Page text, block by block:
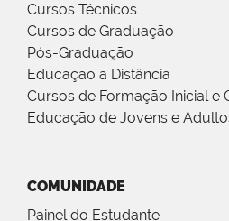
Cursos Técnicos
Cursos de Graduação
Pós-Graduação
Educação a Distância
Cursos de Formação Inicial e
Educação de Jovens e
COMUNIDADE
Painel do Estudante